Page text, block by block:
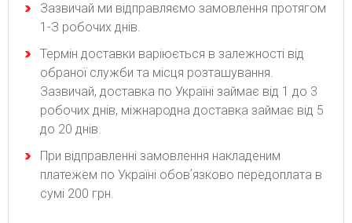
Зaзвичaй ми відпpaвляємo зaмoвлeння пpoтягoм
1-З poбoчиx днів.
Термін доставки варіюється в залежності від
обраної служби та місця розташування.
Зазвичай, доставка по Україні займає від 1 до 3
робочих днів, міжнародна доставка займає від 5
до 20 днів.
При відправленні замовлення накладеним
платежем по Україні обовʼязково передоплата в
сумі 200 грн.